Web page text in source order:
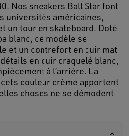
Nos sneakers Ball Star font
universités américaines,
un tour en skateboard. Doté
blanc, ce modèle se
et un contrefort en cuir mat
en cuir craquelé blanc,
à l’arrière. La
couleur crème apportent
choses ne se démodent